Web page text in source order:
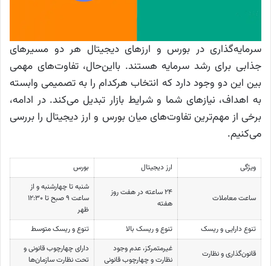
سرمایه‌گذاری در بورس و ارز‌های دیجیتال هر دو مسیر‌های
جذابی برای رشد سرمایه هستند. بااین‌حال، تفاوت‌های مهمی
بین این دو وجود دارد که انتخاب هرکدام را به تصمیمی وابسته
به اهداف، نیاز‌های شما و شرایط بازار تبدیل می‌کند. در ادامه،
برخی از مهم‌ترین تفاوت‌های میان بورس و ارز دیجیتال را بررسی
می‌کنیم.
ویژگی ارز دیجیتال بورس
ساعت معاملات
۲۴ ساعته در هفت روز
هفته
شنبه تا چهارشنبه و از
ساعت ۹ صبح تا ۱۲:۳۰
ظهر
تنوع دارایی و ریسک
تنوع و ریسک بالا تنوع و ریسک متوسط
قانون‌گذاری و نظارت
غیرمتمرکز، عدم وجود
نظارت و چهارچوب قانونی
دارای چهارچوب قانونی و
تحت نظارت سازمان‌ها